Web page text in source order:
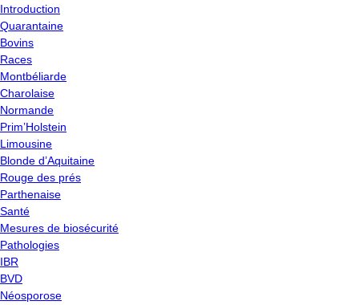
Introduction
Quarantaine
Bovins
Races
Montbéliarde
Charolaise
Normande
Prim’Holstein
Limousine
Blonde d’Aquitaine
Rouge des prés
Parthenaise
Santé
Mesures de biosécurité
Pathologies
IBR
BVD
Néosporose